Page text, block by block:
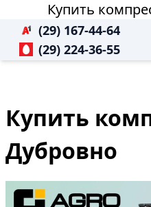
Купить
(29) 167-44-64
(29) 224-36-55
Купить
Дубровно